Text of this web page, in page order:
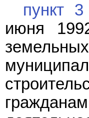
пункт 3
июня